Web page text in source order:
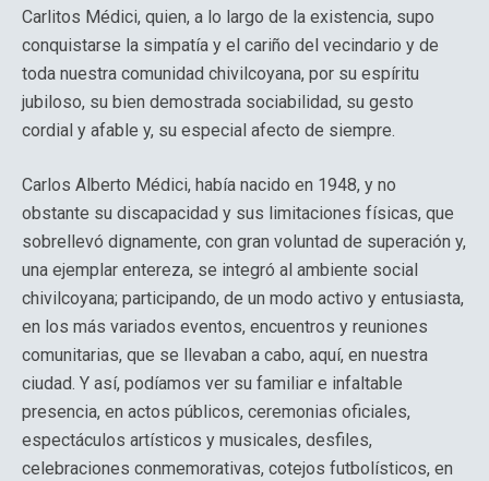
Carlitos Médici, quien, a lo largo de la existencia, supo
conquistarse la simpatía y el cariño del vecindario y de
toda nuestra comunidad chivilcoyana, por su espíritu
jubiloso, su bien demostrada sociabilidad, su gesto
cordial y afable y, su especial afecto de siempre.
Carlos Alberto Médici, había nacido en 1948, y no
obstante su discapacidad y sus limitaciones físicas, que
sobrellevó dignamente, con gran voluntad de superación y,
una ejemplar entereza, se integró al ambiente social
chivilcoyana; participando, de un modo activo y entusiasta,
en los más variados eventos, encuentros y reuniones
comunitarias, que se llevaban a cabo, aquí, en nuestra
ciudad. Y así, podíamos ver su familiar e infaltable
presencia, en actos públicos, ceremonias oficiales,
espectáculos artísticos y musicales, desfiles,
celebraciones conmemorativas, cotejos futbolísticos, en